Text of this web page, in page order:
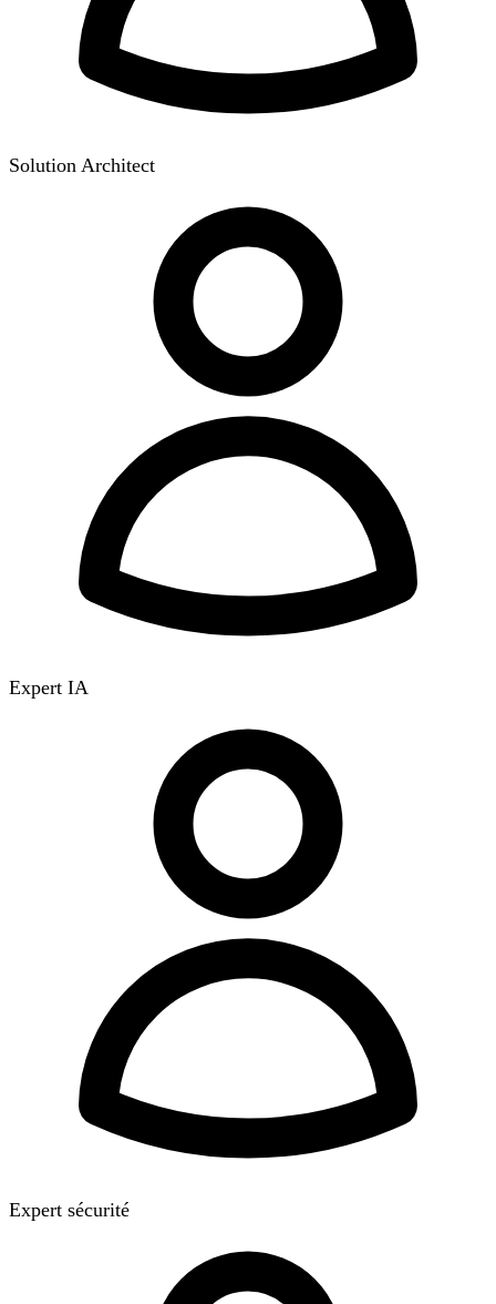
Solution Architect
Expert IA
Expert sécurité